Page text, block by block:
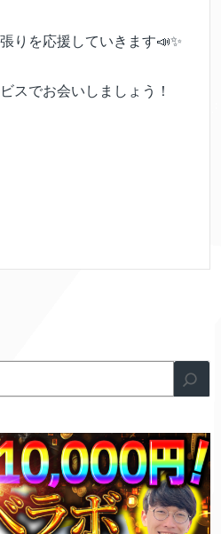
りを応援していきます📣✨
スでお会いしましょう！